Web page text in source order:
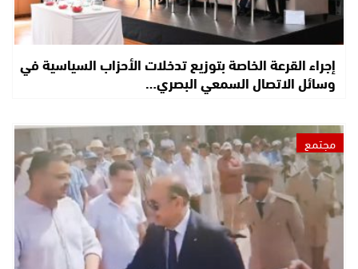
إجراء القرعة الخاصة بتوزيع تدخلات الأحزاب السياسية في
وسائل الاتصال السمعي البصري…
مجتمع